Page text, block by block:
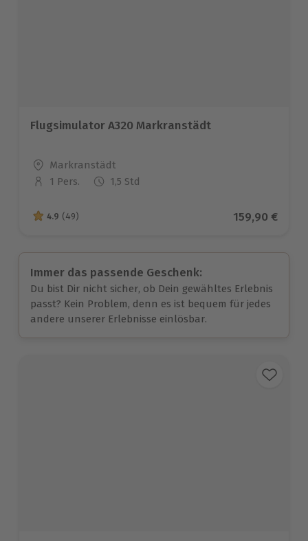
Flugsimulator A320 Markranstädt
Standort
Markranstädt
Anzahl der Teilnehmer
1 Pers. 1,5 Std
4.9 von 5 Sternen basierend auf 49 Bewertungen
4.9 (49) Aktueller
159,90 €
Immer das passende Geschenk:
Du bist Dir nicht sicher, ob Dein gewähltes Erlebnis
passt? Kein Problem, denn es ist bequem für jedes
andere unserer Erlebnisse einlösbar.